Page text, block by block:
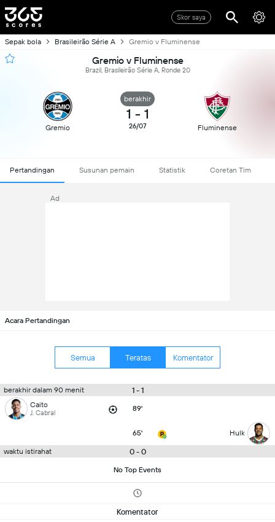
Skor saya
Sepak bola Brasileirão Série A Gremio v Fluminense
Gremio v Fluminense
Brazil, Brasileirão Série A, Ronde 20
Gremio
berakhir
1 - 1
26/07 Fluminense
Pertandingan Susunan pemain Statistik Coretan Tim
Ad
Acara Pertandingan
Semua Teratas Komentator
berakhir dalam 90 menit 1 - 1
Caito
J. Cabral 89'
65' Hulk
waktu istirahat 0 - 0
No Top Events
Komentator